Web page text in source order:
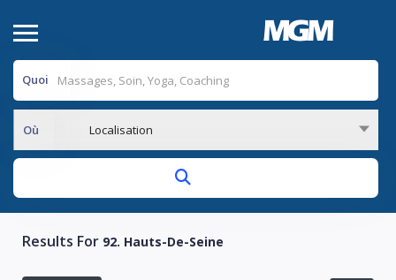
Quoi
Où Localisation
Results For 92. Hauts-De-Seine